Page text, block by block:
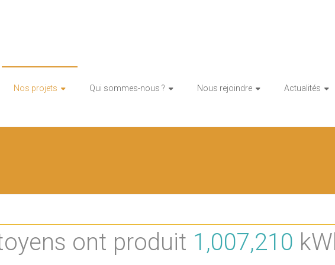
Nos projets Qui sommes-nous ? Nous rejoindre Actualités
ont produit 1,845,296